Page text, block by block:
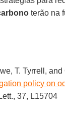
terão na
T. Tyrrell,
policy on
37, L15704